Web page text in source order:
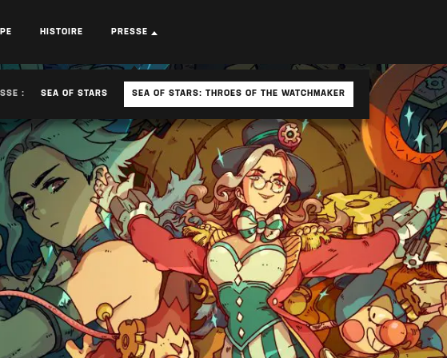
HISTOIRE PRESSE
: SEA OF STARS SEA OF STARS: THROES OF THE WATCHMAKER